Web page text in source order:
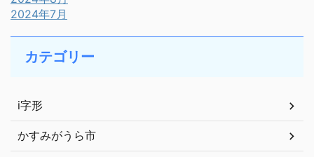
2024年7月
カテゴリー
i字形
かすみがうら市